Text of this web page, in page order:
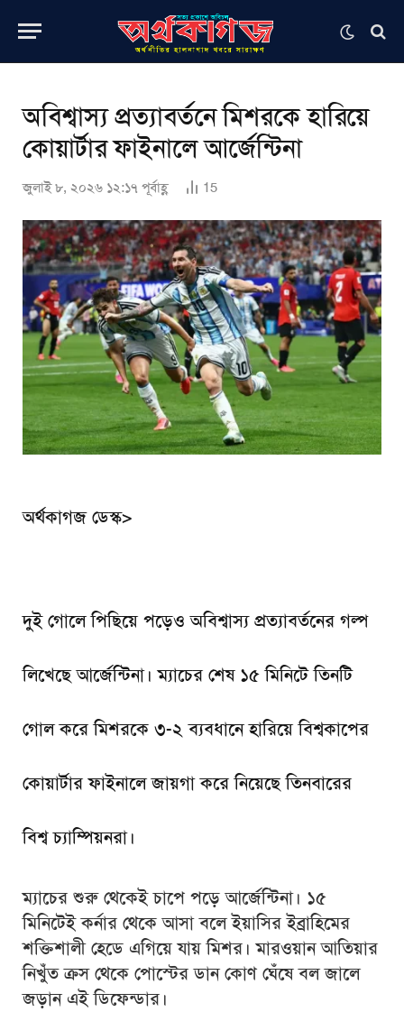
অবিশ্বাস্য প্রত্যাবর্তনে মিশরকে হারিয়ে
কোয়ার্টার ফাইনালে আর্জেন্টিনা
জুলাই ৮, ২০২৬ ১২:১৭ পূর্বাহ্ণ 15
অর্থকাগজ ডেস্ক>
দুই গোলে পিছিয়ে পড়েও অবিশ্বাস্য প্রত্যাবর্তনের গল্প
লিখেছে আর্জেন্টিনা। ম্যাচের শেষ ১৫ মিনিটে তিনটি
গোল করে মিশরকে ৩-২ ব্যবধানে হারিয়ে বিশ্বকাপের
কোয়ার্টার ফাইনালে জায়গা করে নিয়েছে তিনবারের
বিশ্ব চ্যাম্পিয়নরা।
ম্যাচের শুরু থেকেই চাপে পড়ে আর্জেন্টিনা। ১৫
মিনিটেই কর্নার থেকে আসা বলে ইয়াসির ইব্রাহিমের
শক্তিশালী হেডে এগিয়ে যায় মিশর। মারওয়ান আতিয়ার
নিখুঁত ক্রস থেকে পোস্টের ডান কোণ ঘেঁষে বল জালে
জড়ান এই ডিফেন্ডার।